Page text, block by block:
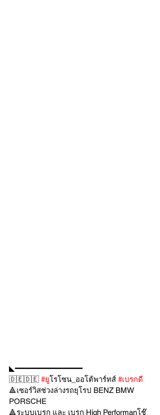
◣━━━━━━━━━━━━━━━
🇩🇪🇩🇪 #ยูโรโซน_ออโต้พาร์ทส์ #เบรกด
🔺เซอร์วิสช่วงล่างรถยุโรป BENZ BMW
PORSCHE
🔺ระบบเบรก และ เบรก High Performanโช๊